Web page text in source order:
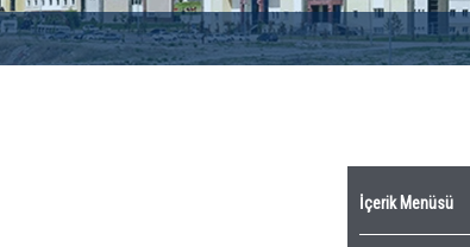
İçerik Menüsü